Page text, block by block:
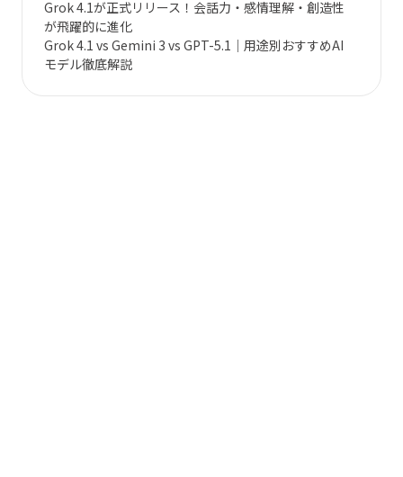
Grok 4.1が正式リリース！会話力・感情理解・創造性
が飛躍的に進化
Grok 4.1 vs Gemini 3 vs GPT-5.1｜用途別おすすめAI
モデル徹底解説